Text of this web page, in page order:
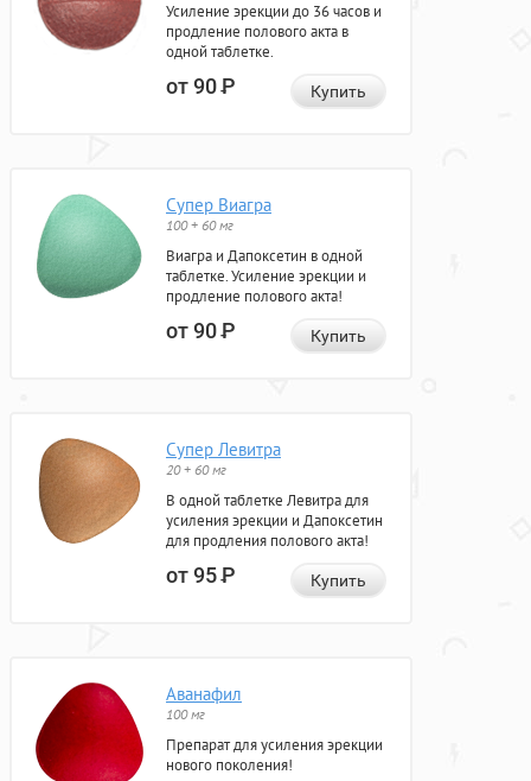
Усиление эрекции до 36 часов и
продление полового акта в
одной таблетке.
от 90Р Купить
Супер Виагра
100 + 60 мг
Виагра и Дапоксетин в одной
таблетке. Усиление эрекции и
продление полового акта!
от 90Р Купить
Супер Левитра
20 + 60 мг
В одной таблетке Левитра для
усиления эрекции и Дапоксетин
для продления полового акта!
от 95Р Купить
Аванафил
100 мг
Препарат для усиления эрекции
нового поколения!